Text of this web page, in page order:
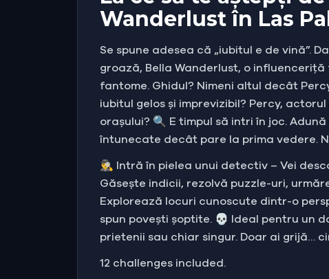
Wanderlust în Las
Se spune adesea că „iubitul e de vină”.
groază, Bella Wanderlust, o
fantome. Ghidul? Nimeni altul decât
iubitul gelos și imprevizibil? Percy,
orașului? 🔍 E timpul să intri în joc.
întunecate decât pare la prima vedere.
🕵️‍♂️ Intră în pielea unui detectiv – Vei
Găsește indicii, rezolvă puzzle-uri,
Explorează locuri cunoscute dintr-o
spun povești șoptite. 💀 Ideal pentru un
prietenii sau chiar singur. Doar ai grijă…
12 challenges included.